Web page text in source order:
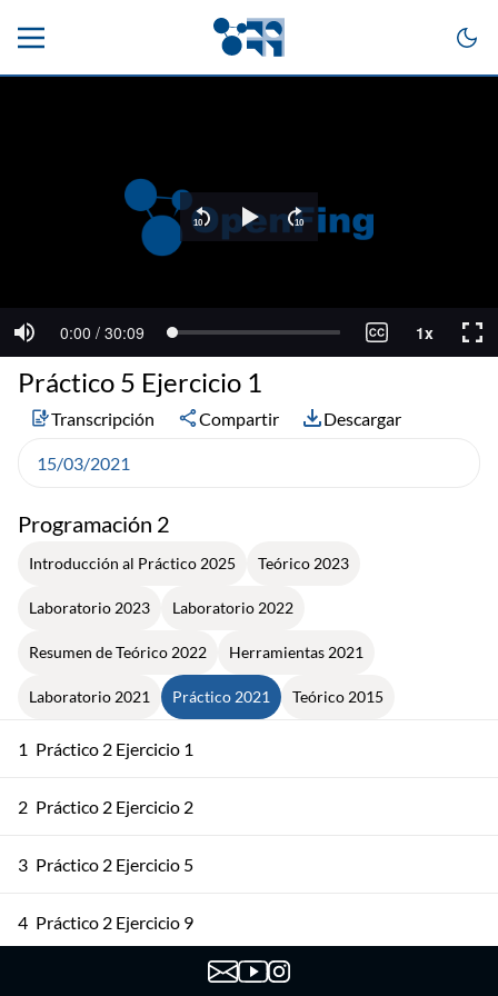
Programación 2
Introducción al Práctico 2025 Teórico 2023
Laboratorio 2023 Laboratorio 2022
Resumen de Teórico 2022 Herramientas 2021
Laboratorio 2021 Práctico 2021 Teórico 2015
1 Práctico 2 Ejercicio 1
2 Práctico 2 Ejercicio 2
3 Práctico 2 Ejercicio 5
4 Práctico 2 Ejercicio 9
Práctico 3 Ejercicio 1 :: InsOrd
Práctico 5 Ejercicio 1
Transcripción Compartir Descargar
15/03/2021